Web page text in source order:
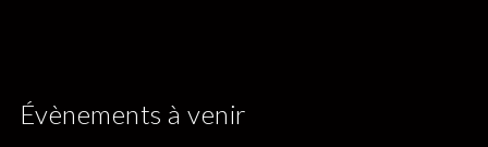
Évènements à venir